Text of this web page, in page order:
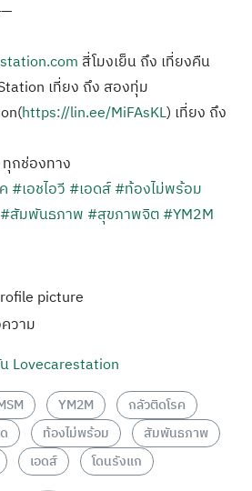
สี่โมงเย็น ถึง เที่ยงคืน
เที่ยง ถึง สองทุ่ม
https://lin.ee/MiFAsKL) เที่ยง ถึง
กช่องทาง
#เอชไอวี #เอดส์ #ท้องไม่พร้อม
#สัมพันธภาพ #สุขภาพจิต #YM2M
Lovecarestation
YM2M
กลัวติดโรค
ท้องไม่พร้อม
สัมพันธภาพ
เอดส์ โดนรังแก